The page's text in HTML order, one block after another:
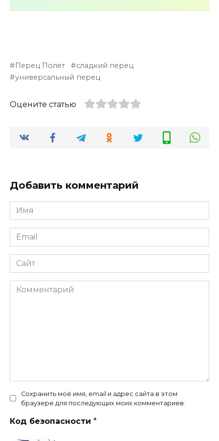
Перец Полет
сладкий перец
универсальный перец
Оцените статью
Добавить комментарий
Имя
*
Email
*
Сайт
Комментарий
Сохранить моё имя, email и адрес сайта в этом
браузере для последующих моих комментариев.
Код безопасности *